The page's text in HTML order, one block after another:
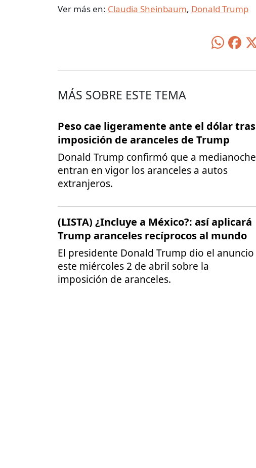
Ver más en: Claudia Sheinbaum, Donald Trump
MÁS SOBRE ESTE TEMA
Peso cae ligeramente ante el dólar tras
imposición de aranceles de Trump
Donald Trump confirmó que a medianoche
entran en vigor los aranceles a autos
extranjeros.
(LISTA) ¿Incluye a México?: así aplicará
Trump aranceles recíprocos al mundo
El presidente Donald Trump dio el anuncio
este miércoles 2 de abril sobre la
imposición de aranceles.